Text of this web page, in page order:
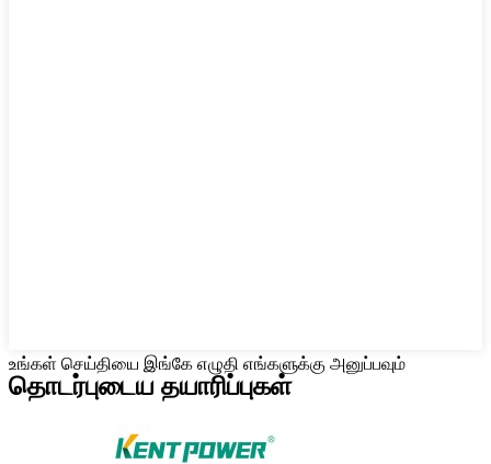
உங்கள் செய்தியை இங்கே எழுதி எங்களுக்கு அனுப்பவும்
தொடர்புடைய தயாரிப்புகள்